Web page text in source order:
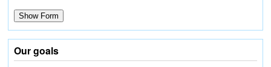
Our goals